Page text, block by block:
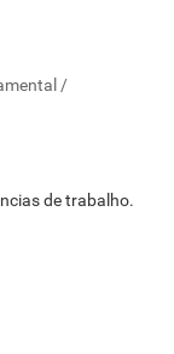
/
de trabalho.